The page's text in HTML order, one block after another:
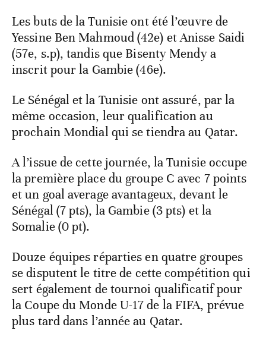
Les buts de la Tunisie ont été l’œuvre de
Yessine Ben Mahmoud (42e) et Anisse Saidi
(57e, s.p), tandis que Bisenty Mendy a
inscrit pour la Gambie (46e).
Le Sénégal et la Tunisie ont assuré, par la
même occasion, leur qualification au
prochain Mondial qui se tiendra au Qatar.
A l’issue de cette journée, la Tunisie occupe
la première place du groupe C avec 7 points
et un goal average avantageux, devant le
Sénégal (7 pts), la Gambie (3 pts) et la
Somalie (0 pt).
Douze équipes réparties en quatre groupes
se disputent le titre de cette compétition qui
sert également de tournoi qualificatif pour
la Coupe du Monde U-17 de la FIFA, prévue
plus tard dans l’année au Qatar.